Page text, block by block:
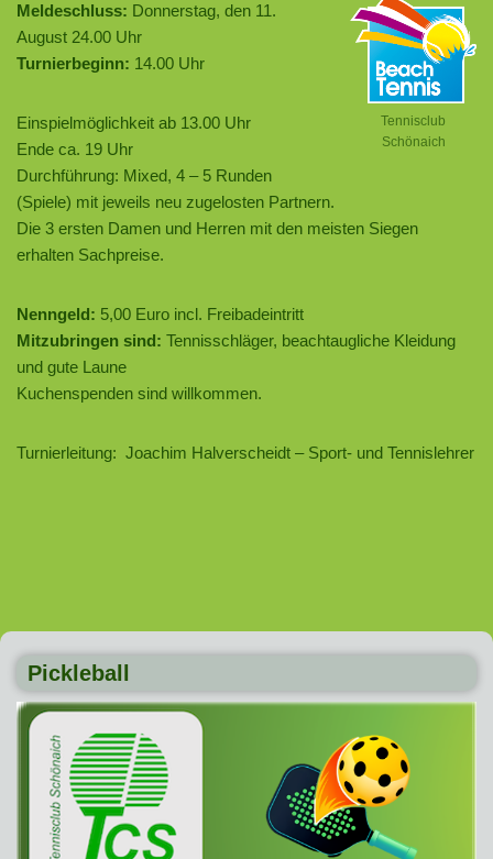
Tennisclub
Schönaich
Meldeschluss: Donnerstag, den 11.
August 24.00 Uhr
Turnierbeginn: 14.00 Uhr
Einspielmöglichkeit ab 13.00 Uhr
Ende ca. 19 Uhr
Durchführung: Mixed, 4 – 5 Runden
(Spiele) mit jeweils neu zugelosten Partnern.
Die 3 ersten Damen und Herren mit den meisten Siegen
erhalten Sachpreise.
Nenngeld: 5,00 Euro incl. Freibadeintritt
Mitzubringen sind: Tennisschläger, beachtaugliche Kleidung
und gute Laune
Kuchenspenden sind willkommen.
Turnierleitung: Joachim Halverscheidt – Sport- und Tennislehrer
Pickleball